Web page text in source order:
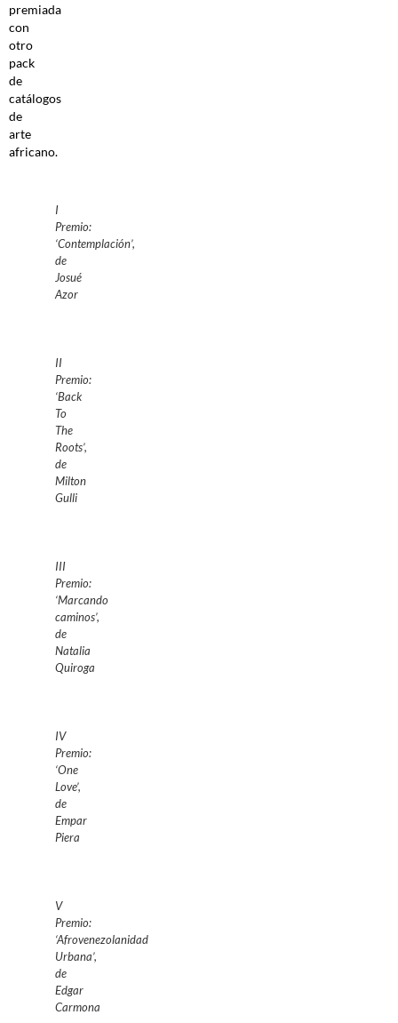
premiada
con
otro
pack
de
catálogos
de
arte
africano.
I
Premio:
‘Contemplación’,
de
Josué
Azor
II
Premio:
‘Back
To
The
Roots’,
de
Milton
Gulli
III
Premio:
‘Marcando
caminos’,
de
Natalia
Quiroga
IV
Premio:
‘One
Love’,
de
Empar
Piera
V
Premio:
‘Afrovenezolanidad
Urbana’,
de
Edgar
Carmona